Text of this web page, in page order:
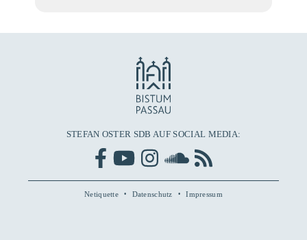
STEFAN OSTER SDB AUF SOCIAL MEDIA:
Netiquette Datenschutz Impressum